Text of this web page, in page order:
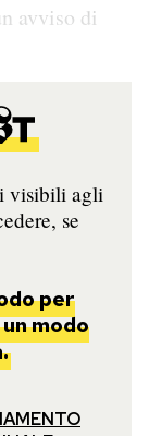
avviso di
visibili agli
se
per
modo